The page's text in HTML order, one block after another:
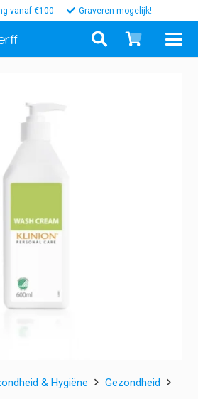
vanaf €100 Graveren mogelijk!
& Hygiëne
Gezondheid